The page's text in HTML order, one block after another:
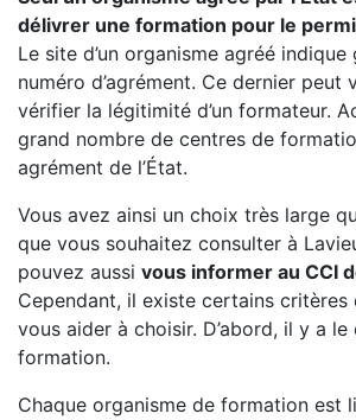
délivrer une formation pour le
Le site d’un organisme agréé
numéro d’agrément. Ce dernier peut
vérifier la légitimité d’un formateur.
grand nombre de centres de
agrément de l’État.
Vous avez ainsi un choix très large
que vous souhaitez consulter à
pouvez aussi vous informer au CCI
Cependant, il existe certains critères
vous aider à choisir. D’abord, il y a
formation.
Chaque organisme de formation est